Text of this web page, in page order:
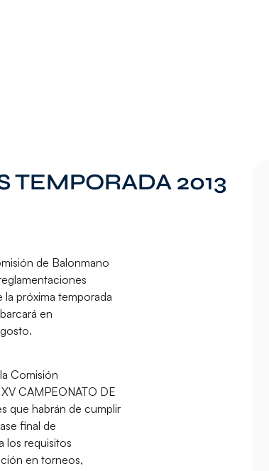
TEMPORADA 2013
de Balonmano
próxima temporada
en
Comisión
CAMPEONATO DE
que habrán de cumplir
final de
los requisitos
en torneos,